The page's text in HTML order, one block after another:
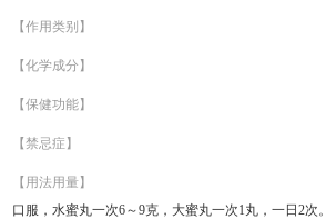
【作用类别】
【化学成分】
【保健功能】
【禁忌症】
【用法用量】
口服，水蜜丸一次6～9克，大蜜丸一次1丸，一日2次。